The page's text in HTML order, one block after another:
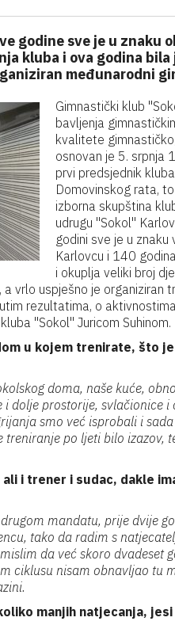
godine sve je u znaku
kluba i ova godina
međunarodni
Gimnastički klub
bavljenja
kvalitete
osnovan je 5. srpnja
prvi predsjednik
Domovinskog rata,
izborna skupština
udrugu "Sokol"
godini sve je u
Karlovcu i 140
i okuplja veliki broj
vrlo uspješno je organiziran
rezultatima, o
"Sokol" Juricom Suhinom.
u kojem trenirate, što
doma, naše kuće,
dolje prostorije, svlačionice
smo već isprobali i
po ljeti bilo izazov,
i trener i sudac, dakle
mandatu, prije dvije
tako da radim s
da već skoro dvadeset
ciklusu nisam obnavljao tu
manjih natjecanja,